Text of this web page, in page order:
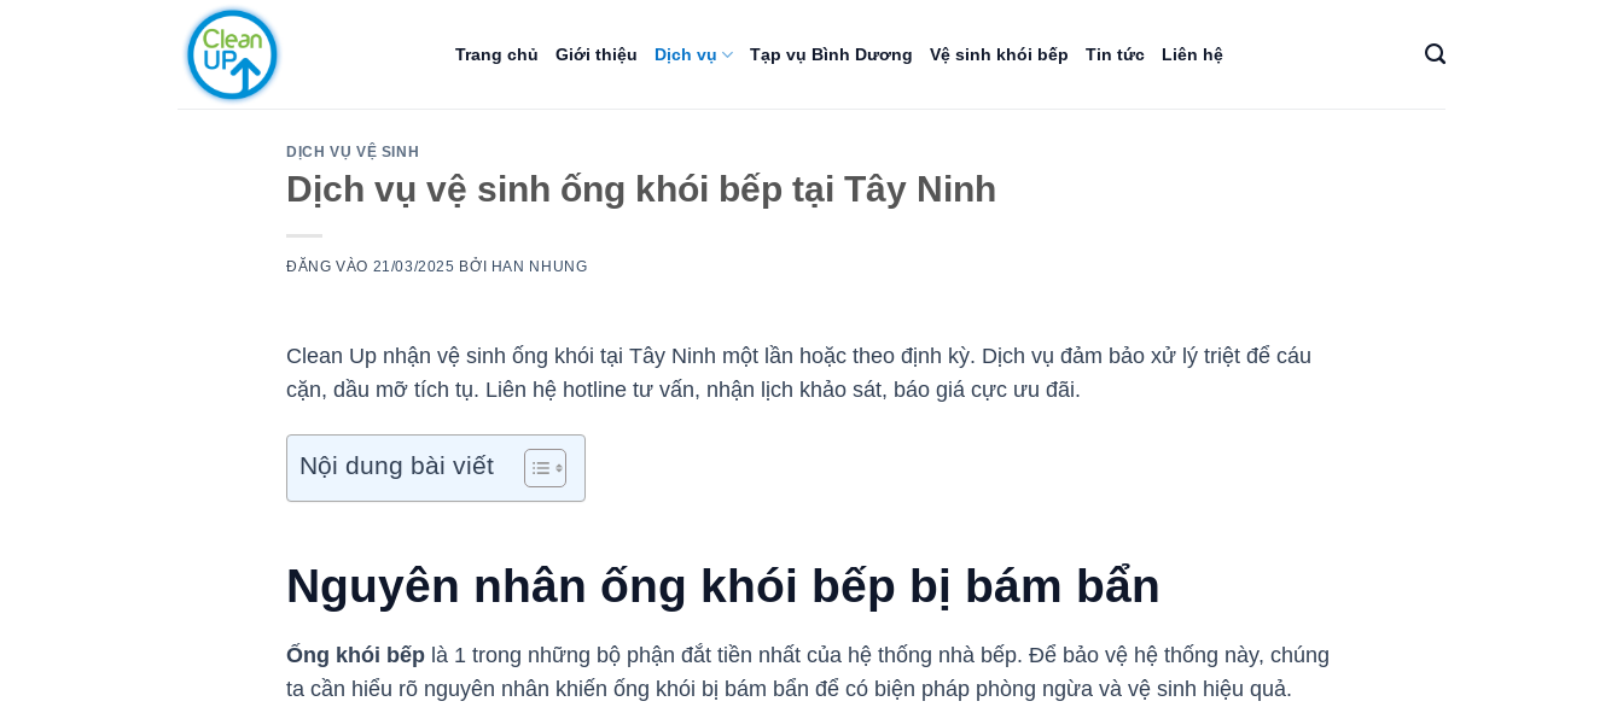
Trang chủ Giới thiệu Dịch vụ Tạp vụ Bình Dương Vệ sinh khói bếp Tin tức Liên hệ
DỊCH VỤ VỆ SINH
Dịch vụ vệ sinh ống khói bếp tại Tây Ninh
ĐĂNG VÀO 21/03/2025 BỞI HAN NHUNG
Clean Up nhận vệ sinh ống khói tại Tây Ninh một lần hoặc theo định kỳ. Dịch vụ đảm bảo xử lý triệt để cáu
cặn, dầu mỡ tích tụ. Liên hệ hotline tư vấn, nhận lịch khảo sát, báo giá cực ưu đãi.
Nội dung bài viết
Nguyên nhân ống khói bếp bị bám bẩn
Ống khói bếp là 1 trong những bộ phận đắt tiền nhất của hệ thống nhà bếp. Để bảo vệ hệ thống này, chúng
ta cần hiểu rõ nguyên nhân khiến ống khói bị bám bẩn để có biện pháp phòng ngừa và vệ sinh hiệu quả.